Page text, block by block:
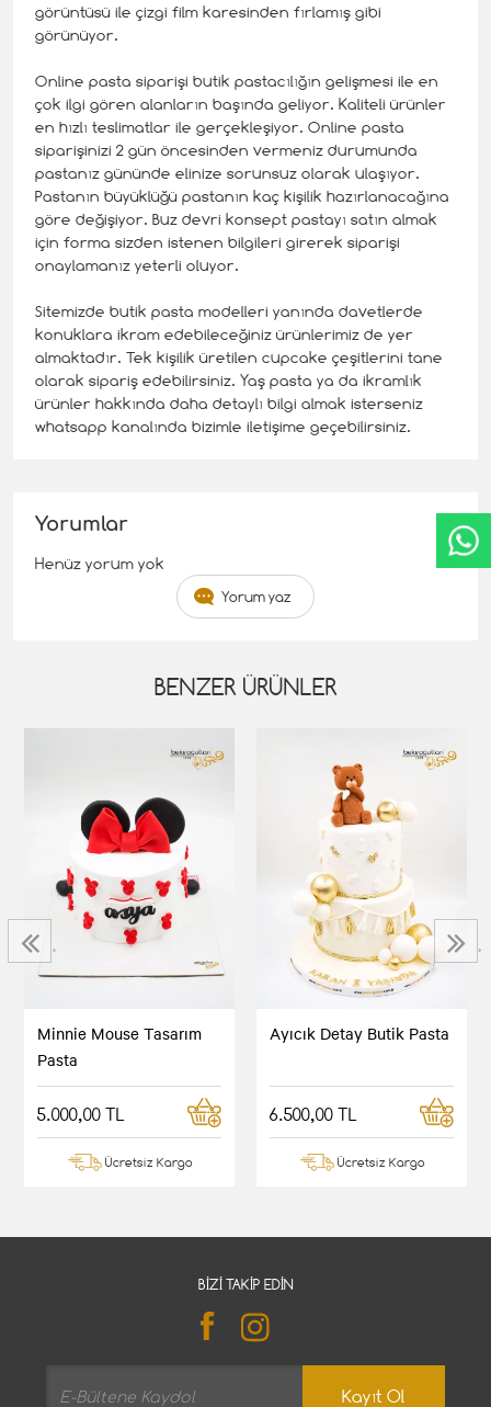
görüntüsü ile çizgi film karesinden fırlamış gibi
görünüyor.
Online pasta siparişi butik pastacılığın gelişmesi ile en
çok ilgi gören alanların başında geliyor. Kaliteli ürünler
en hızlı teslimatlar ile gerçekleşiyor. Online pasta
siparişinizi 2 gün öncesinden vermeniz durumunda
pastanız gününde elinize sorunsuz olarak ulaşıyor.
Pastanın büyüklüğü pastanın kaç kişilik hazırlanacağına
göre değişiyor. Buz devri konsept pastayı satın almak
için forma sizden istenen bilgileri girerek siparişi
onaylamanız yeterli oluyor.
Sitemizde butik pasta modelleri yanında davetlerde
konuklara ikram edebileceğiniz ürünlerimiz de yer
almaktadır. Tek kişilik üretilen cupcake çeşitlerini tane
olarak sipariş edebilirsiniz. Yaş pasta ya da ikramlık
ürünler hakkında daha detaylı bilgi almak isterseniz
whatsapp kanalında bizimle iletişime geçebilirsiniz.
Yorumlar
Henüz yorum yok
Yorum yaz
BENZER ÜRÜNLER
Minnie Mouse Tasarım
Pasta
5.000,00 TL
Ücretsiz Kargo
Ayıcık Detay Butik Pasta
6.500,00 TL
Ücretsiz Kargo
‹ ›
BIZI TAKIP EDIN
Kayıt Ol